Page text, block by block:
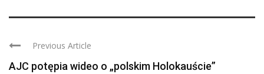
Previous Article
AJC potępia wideo o „polskim Holokauście”